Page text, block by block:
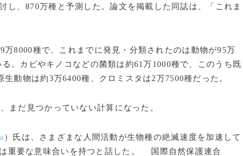
し、870万種と予測した。論文を掲載した同誌は、「これま
8000種で、これまでに発見・分類されたのは動物が95万
。カビやキノコなどの菌類は約61万1000種で、このうち既
動物は約3万6400種、クロミスタは2万7500種だった。
まだ見つかっていない計算になった。
）氏は、さまざまな人間活動が生物種の絶滅速度を加速して
重要な意味合いを持つと話した。 国際自然保護連合